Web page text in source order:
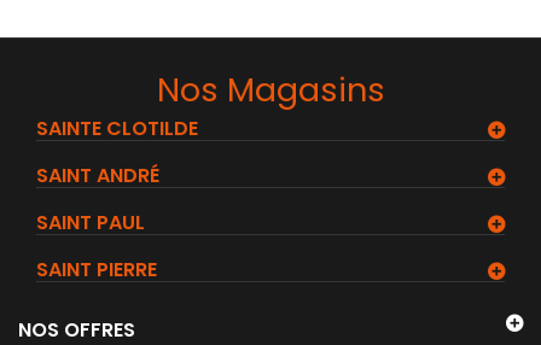
Nos Magasins
SAINTE CLOTILDE
SAINT ANDRÉ
SAINT PAUL
SAINT PIERRE
NOS OFFRES